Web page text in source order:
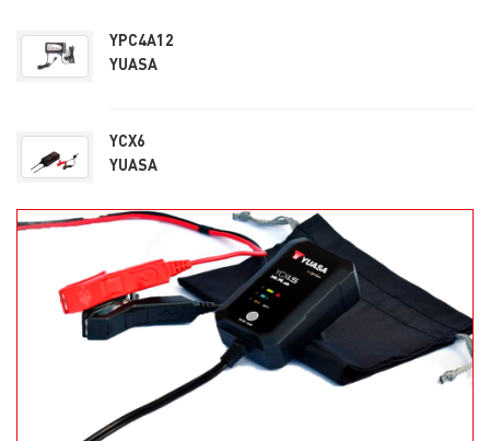
YPC4A12
YUASA
YCX6
YUASA